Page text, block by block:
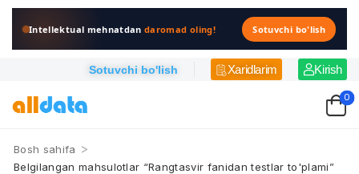
Intellektual mehnatdandaromad oling! Sotuvchi bo'lish
Sotuvchi bo'lish Xaridlarim Kirish
0
Bosh sahifa >
Belgilangan mahsulotlar “Rangtasvir fanidan testlar to'plami”